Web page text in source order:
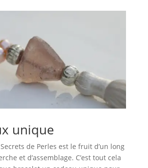
unique
de Perles est le fruit d’un long
et d’assemblage. C’est tout cela